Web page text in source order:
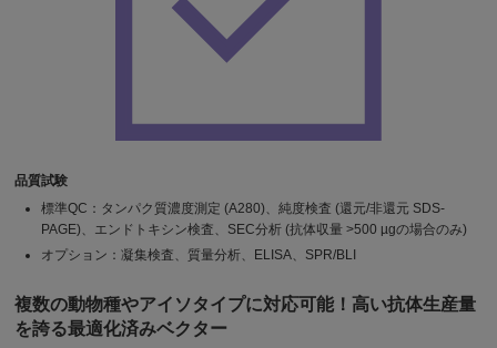
品質試験
標準QC：タンパク質濃度測定 (A280)、純度検査 (還元/非還元 SDS-
PAGE)、エンドトキシン検査、SEC分析 (抗体収量 >500 µgの場合のみ)
オプション：凝集検査、質量分析、ELISA、SPR/BLI
複数の動物種やアイソタイプに対応可能！高い抗体生産量
を誇る最適化済みベクター